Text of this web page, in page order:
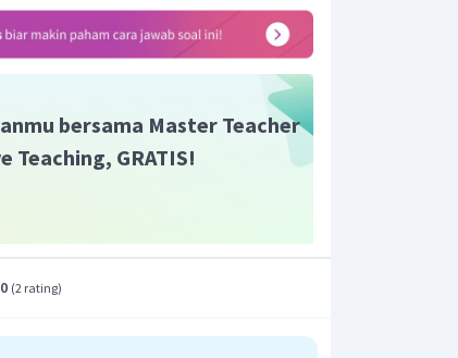
=
=
3p(p −1)+2(p −1)
(3p +2)(p −1)
benar.
tersebut yang benar adalah i dan
benar adalah B.
bersama Master Teacher
Teaching, GRATIS!
(2 rating)